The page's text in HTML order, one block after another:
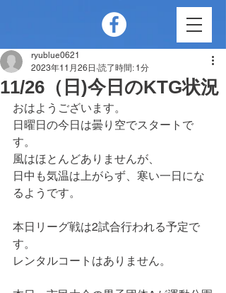
11/26（日)今日のKTG状況
ryublue0621
2023年11月26日 読了時間: 1分
おはようございます。
日曜日の今日は曇り空でスタートで
す。
風はほとんどありませんが、
日中も気温は上がらず、寒い一日にな
るようです。
本日リーグ戦は2試合行われる予定で
す。
レンタルコートはありません。